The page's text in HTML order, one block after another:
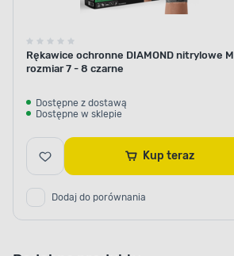
Rękawice ochronne DIAMOND nitrylowe M
rozmiar 7 - 8 czarne
Dostępne z dostawą
Dostępne w sklepie
Kup teraz
Dodaj do porównania